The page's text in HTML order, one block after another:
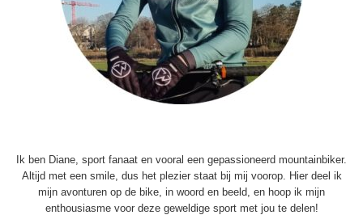
Ik ben Diane, sport fanaat en vooral een gepassioneerd mountainbiker.
Altijd met een smile, dus het plezier staat bij mij voorop. Hier deel ik
mijn avonturen op de bike, in woord en beeld, en hoop ik mijn
enthousiasme voor deze geweldige sport met jou te delen!